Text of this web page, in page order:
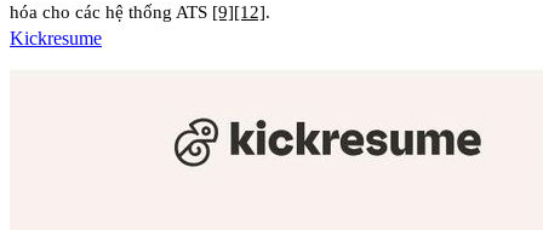
hóa cho các hệ thống ATS [9][12].
Kickresume